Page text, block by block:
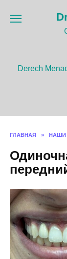
Derech
ГЛАВНАЯ » НАШИ